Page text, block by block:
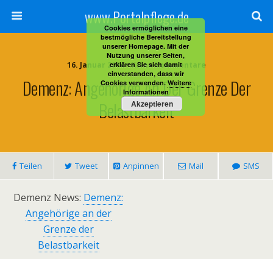
www.Portalpflege.de
16. Januar 2014 • Keine Kommentare
Demenz: Angehörige An Der Grenze Der
Belastbarkeit
Teilen Tweet Anpinnen Mail SMS
Demenz News: Demenz:
Angehörige an der
Grenze der
Belastbarkeit
Cookies ermöglichen eine
bestmögliche Bereitstellung
unserer Homepage. Mit der
Nutzung unserer Seiten,
erklären Sie sich damit
einverstanden, dass wir
Cookies verwenden.Weitere
Informationen
Akzeptieren